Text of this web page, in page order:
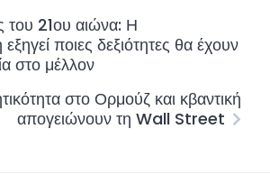
του 21ου αιώνα: Η
ποιες δεξιότητες θα έχουν
στο μέλλον
στο Ορμούζ και κβαντική
απογειώνουν τη Wall Street